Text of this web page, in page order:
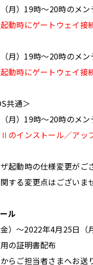
月）19時～20時のメン
動時にゲートウェイ接
月）19時～20時のメン
動時にゲートウェイ接
共通＞
月）19時～20時のメン
のインストール／アッ
起動時の仕様変更がご
する変更点はございま
ル
）～2022年4月25日（月
の証明書配布
らご担当者さまへお送